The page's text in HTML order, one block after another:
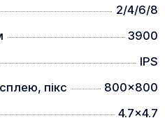
75 мм у
640 × 512
до 3900 метрів.
2/4/6/8
3900
IPS
пікс
800x800
4.7x4.7